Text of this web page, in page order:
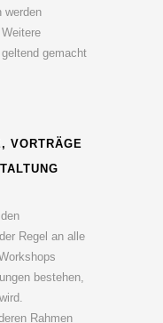
werden
gemacht
VORTRÄGE
Regel an alle
bestehen,
Rahmen